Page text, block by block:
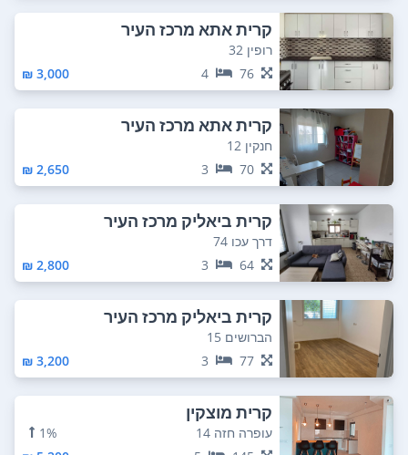
קרית אתא מרכז העיר
רופין 32
76
4
3,000 ₪
קרית אתא מרכז העיר
חנקין 12
70
3
2,650 ₪
קרית ביאליק מרכז העיר
דרך עכו 74
64
3
2,800 ₪
קרית ביאליק מרכז העיר
הברושים 15
77
3
3,200 ₪
קרית מוצקין
עופרה חזה 14
1%